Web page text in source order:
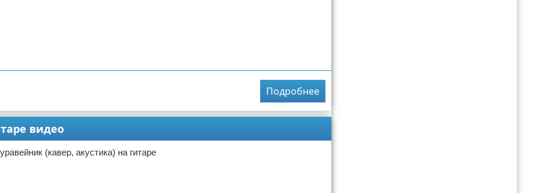
Подробнее
видео
(кавер, акустика) на гитаре